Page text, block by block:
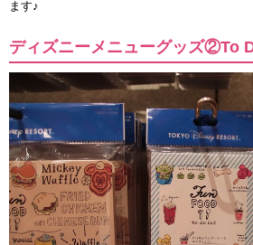
ます♪
ディズニーメニューグッズ②To